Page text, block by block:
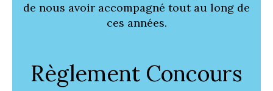
de nous avoir accompagné tout au long de
ces années.
Règlement Concours